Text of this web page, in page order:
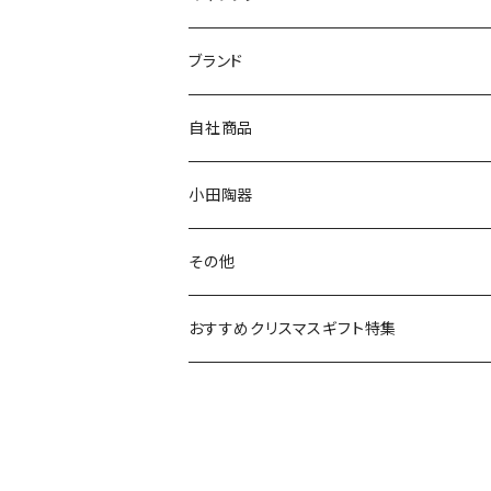
マグ＆カップ
プレート
ボウル
ガラスウェア
カトラリー
ムーミン
80th記念アイテム
リトルミイの日記念アイテム
MOOMIN ANIMATION
スヌーピー
ピーターラビット
ポケットモンスター
ブランド
LA AMYS(エミーズ)
LISA LARSON(リサラーソン)
LAURA ASHLEY(ローラ アシュレイ)
Finlayson(フィンレイソン)
自社商品
ねこ企画
Cecera(セセラ)
CELEC(セレック)
小田陶器
さざなみ
吉祥
その他
リサイクル食器
おすすめクリスマスギフト特集